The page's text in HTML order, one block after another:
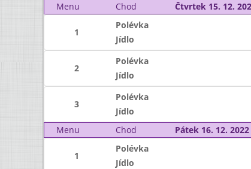
Menu
Chod Čtvrtek 15. 12.
1
Polévka
Jídlo
2
Polévka
Jídlo
3
Polévka
Jídlo
Menu
Chod Pátek 16. 12.
1
Polévka
Jídlo